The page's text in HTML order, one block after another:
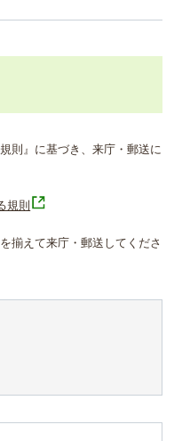
則』に基づき、来庁・郵送に
規則
揃えて来庁・郵送してくださ